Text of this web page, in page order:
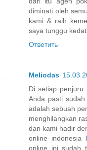
diminati oleh
kami & raih
saya tunggu
Ответить
Meliodas
Di setiap
Anda pasti
adalah sebuah
menghilangkan
dan kami hadir
online indonesia
online ini sudah